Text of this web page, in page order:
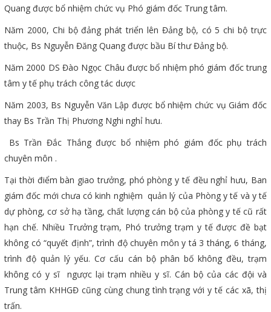
Quang được bổ nhiệm chức vụ Phó giám đốc Trung tâm.
Năm 2000, Chi bộ đảng phát triển lên Đảng bộ, có 5 chi bộ trực
thuộc, Bs Nguyễn Đăng Quang được bầu Bí thư Đảng bộ.
Năm 2000 DS Đào Ngọc Châu được bổ nhiệm phó giám đốc trung
tâm y tế phụ trách công tác dược
Năm 2003, Bs Nguyễn Văn Lập được bổ nhiệm chức vụ Giám đốc
thay Bs Trần Thị Phương Nghi nghỉ hưu.
Bs Trần Đắc Thắng được bổ nhiệm phó giám đốc phụ trách
chuyên môn .
Tại thời điểm bàn giao trưởng, phó phòng y tế đều nghỉ hưu, Ban
giám đốc mới chưa có kinh nghiệm quản lý của Phòng y tế và y tế
dự phòng, cơ sở hạ tầng, chất lượng cán bộ của phòng y tế cũ rất
hạn chế. Nhiều Trưởng trạm, Phó trưởng trạm y tế được đề bạt
không có “quyết định”, trình độ chuyên môn y tá 3 tháng, 6 tháng,
trình độ quản lý yếu. Cơ cấu cán bộ phân bố không đều, trạm
không có y sĩ ngược lại trạm nhiều y sĩ. Cán bộ của các đội và
Trung tâm KHHGĐ cũng cùng chung tình trạng với y tế các xã, thị
trấn.